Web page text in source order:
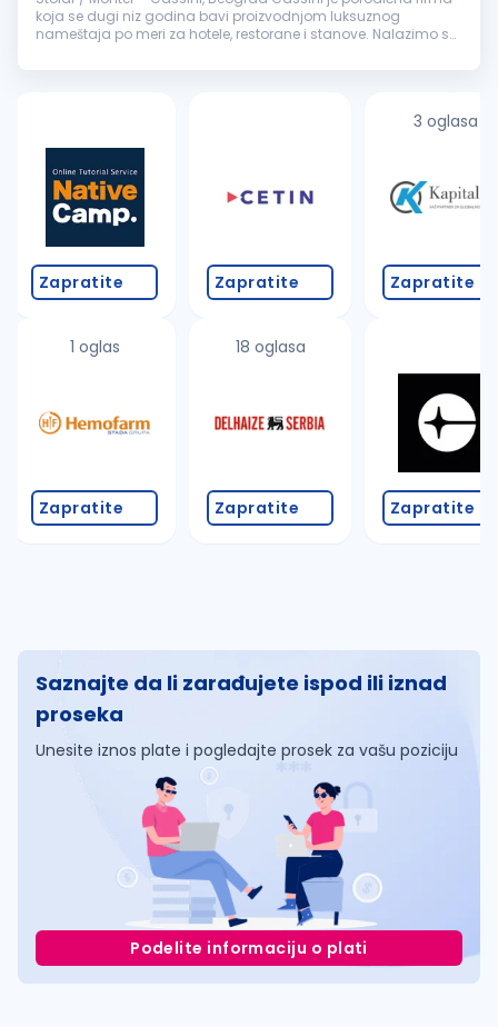
koja se dugi niz godina bavi proizvodnjom luksuznog
nameštaja po meri za hotele, restorane i stanove. Nalazimo se
opremljenom proizvodno...
Zapratite
1 oglas
Zapratite
Zapratite
18 oglasa
Zapratite
3 oglasa
Zapratite
Zapratite
Saznajte da li zarađujete ispod ili iznad
proseka
Unesite iznos plate i pogledajte prosek za vašu poziciju
Podelite informaciju o plati